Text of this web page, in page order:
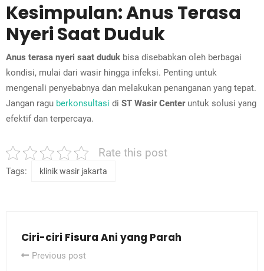
Kesimpulan: Anus Terasa
Nyeri Saat Duduk
Anus terasa nyeri saat duduk bisa disebabkan oleh berbagai
kondisi, mulai dari wasir hingga infeksi. Penting untuk
mengenali penyebabnya dan melakukan penanganan yang tepat.
Jangan ragu berkonsultasi di ST Wasir Centeruntuk solusi yang
efektif dan terpercaya.
Rate this post
Tags: klinik wasir jakarta
Ciri-ciri Fisura Ani yang Parah
Previous post